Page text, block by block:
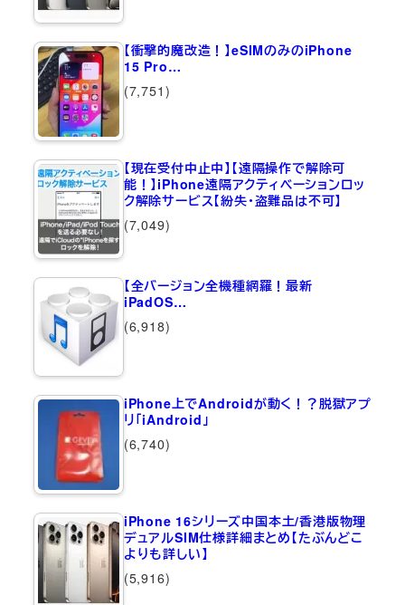
【衝撃的魔改造！】eSIMのみのiPhone
15 Pro…
(7,751)
【現在受付中止中】【遠隔操作で解除可
能！】iPhone遠隔アクティベーションロッ
ク解除サービス【紛失・盗難品は不可】
(7,049)
【全バージョン全機種網羅！最新
iPadOS…
(6,918)
iPhone上でAndroidが動く！？脱獄アプ
リ「iAndroid」
(6,740)
iPhone 16シリーズ中国本土/香港版物理
デュアルSIM仕様詳細まとめ【たぶんどこ
よりも詳しい】
(5,916)